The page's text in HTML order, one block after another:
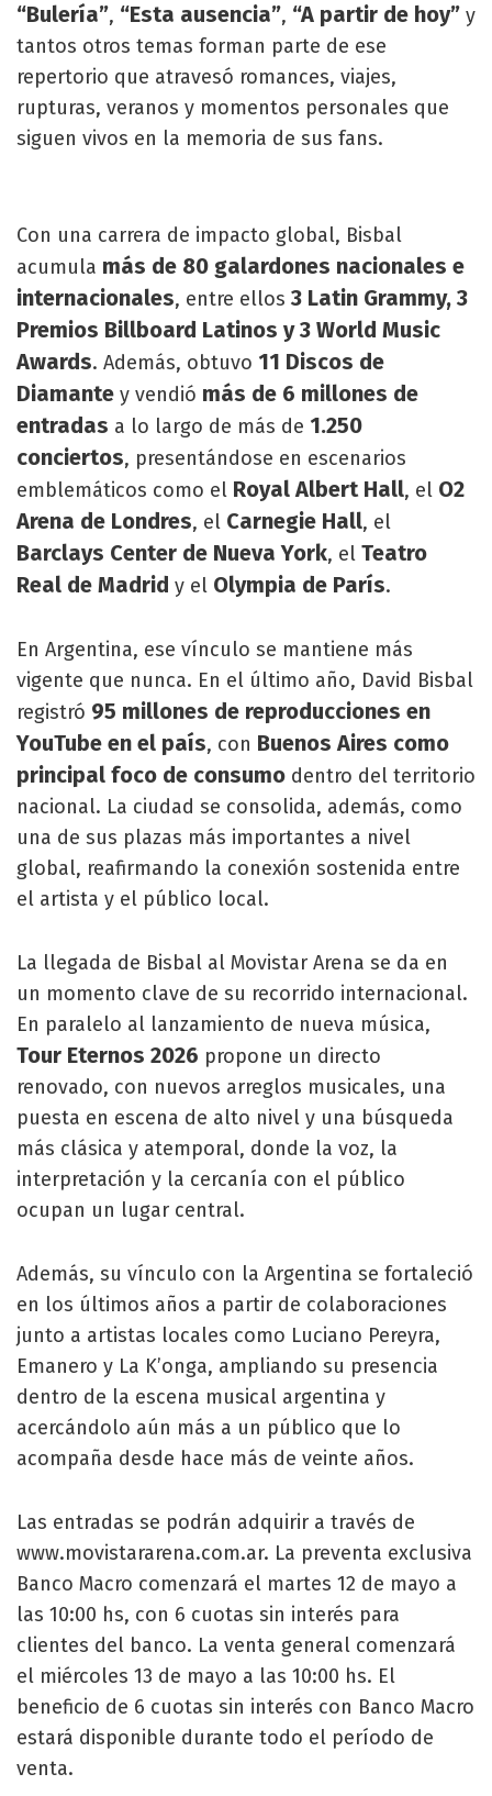
“Bulería”, “Esta ausencia”, “A partir de hoy” y
tantos otros temas forman parte de ese
repertorio que atravesó romances, viajes,
rupturas, veranos y momentos personales que
siguen vivos en la memoria de sus fans.
Con una carrera de impacto global, Bisbal
acumula más de 80 galardones nacionales e
internacionales, entre ellos 3 Latin Grammy, 3
Premios Billboard Latinos y 3 World Music
Awards. Además, obtuvo 11 Discos de
Diamante y vendió más de 6 millones de
entradas a lo largo de más de 1.250
conciertos, presentándose en escenarios
emblemáticos como el Royal Albert Hall, el O2
Arena de Londres, el Carnegie Hall, el
Barclays Center de Nueva York, el Teatro
Real de Madrid y el Olympia de París.
En Argentina, ese vínculo se mantiene más
vigente que nunca. En el último año, David Bisbal
registró 95 millones de reproducciones en
YouTube en el país, con Buenos Aires como
principal foco de consumo dentro del territorio
nacional. La ciudad se consolida, además, como
una de sus plazas más importantes a nivel
global, reafirmando la conexión sostenida entre
el artista y el público local.
La llegada de Bisbal al Movistar Arena se da en
un momento clave de su recorrido internacional.
En paralelo al lanzamiento de nueva música,
Tour Eternos 2026 propone un directo
renovado, con nuevos arreglos musicales, una
puesta en escena de alto nivel y una búsqueda
más clásica y atemporal, donde la voz, la
interpretación y la cercanía con el público
ocupan un lugar central.
Además, su vínculo con la Argentina se fortaleció
en los últimos años a partir de colaboraciones
junto a artistas locales como Luciano Pereyra,
Emanero y La K’onga, ampliando su presencia
dentro de la escena musical argentina y
acercándolo aún más a un público que lo
acompaña desde hace más de veinte años.
Las entradas se podrán adquirir a través de
www.movistararena.com.ar. La preventa exclusiva
Banco Macro comenzará el martes 12 de mayo a
las 10:00 hs, con 6 cuotas sin interés para
clientes del banco. La venta general comenzará
el miércoles 13 de mayo a las 10:00 hs. El
beneficio de 6 cuotas sin interés con Banco Macro
estará disponible durante todo el período de
venta.